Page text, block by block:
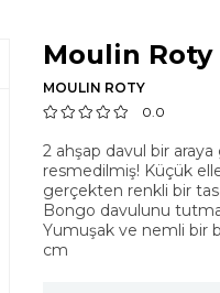
Moulin
MOULIN ROTY
0.0
2 ahşap davul bir araya
resmedilmiş! Küçük
gerçekten renkli bir
Bongo davulunu
Yumuşak ve nemli bir
cm